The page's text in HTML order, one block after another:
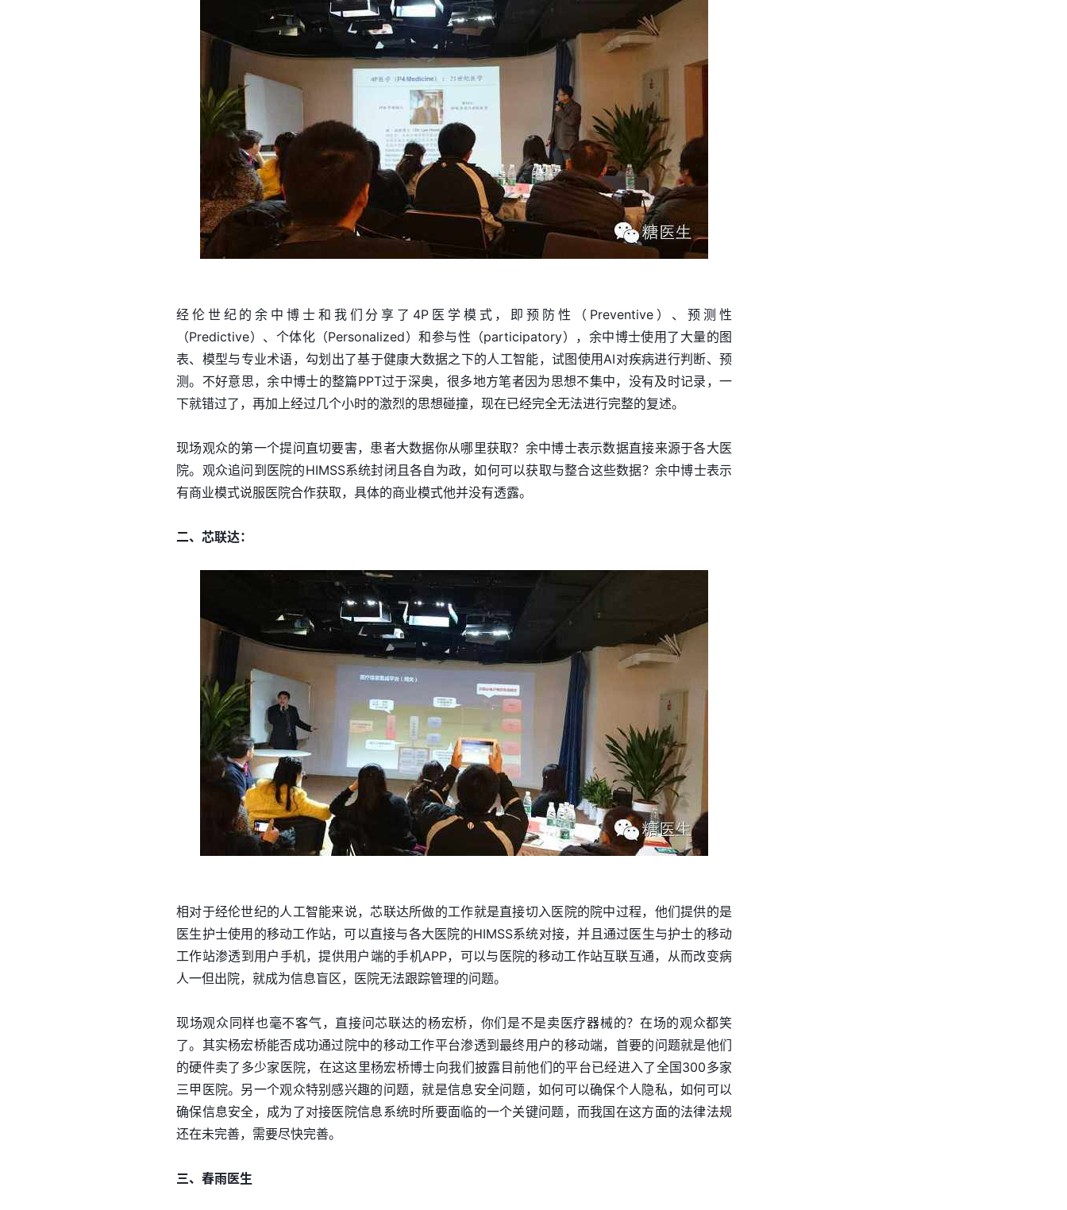
经伦世纪的余中博士和我们分享了4P医学模式，即预防性（Preventive）、预测性
（Predictive）、个体化（Personalized）和参与性（participatory），余中博士使用了大量的图
表、模型与专业术语，勾划出了基于健康大数据之下的人工智能，试图使用AI对疾病进行判断、预
测。不好意思，余中博士的整篇PPT过于深奥，很多地方笔者因为思想不集中，没有及时记录，一
下就错过了，再加上经过几个小时的激烈的思想碰撞，现在已经完全无法进行完整的复述。
现场观众的第一个提问直切要害，患者大数据你从哪里获取？余中博士表示数据直接来源于各大医
院。观众追问到医院的HIMSS系统封闭且各自为政，如何可以获取与整合这些数据？余中博士表示
有商业模式说服医院合作获取，具体的商业模式他并没有透露。
二、芯联达：
相对于经伦世纪的人工智能来说，芯联达所做的工作就是直接切入医院的院中过程，他们提供的是
医生护士使用的移动工作站，可以直接与各大医院的HIMSS系统对接，并且通过医生与护士的移动
工作站渗透到用户手机，提供用户端的手机APP，可以与医院的移动工作站互联互通，从而改变病
人一但出院，就成为信息盲区，医院无法跟踪管理的问题。
现场观众同样也毫不客气，直接问芯联达的杨宏桥，你们是不是卖医疗器械的？在场的观众都笑
了。其实杨宏桥能否成功通过院中的移动工作平台渗透到最终用户的移动端，首要的问题就是他们
的硬件卖了多少家医院，在这这里杨宏桥博士向我们披露目前他们的平台已经进入了全国300多家
三甲医院。另一个观众特别感兴趣的问题，就是信息安全问题，如何可以确保个人隐私，如何可以
确保信息安全，成为了对接医院信息系统时所要面临的一个关键问题，而我国在这方面的法律法规
还在未完善，需要尽快完善。
三、春雨医生